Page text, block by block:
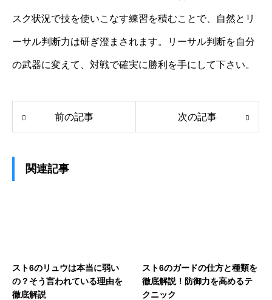
スク状況で技を使いこなす練習を積むことで、自然とリ
ーサル判断力は研ぎ澄まされます。リーサル判断を自分
の武器に変えて、対戦で確実に勝利を手にして下さい。
前の記事 次の記事
関連記事
スト6のリュウは本当に弱い
の？そう言われている理由を
徹底解説
スト6のガードの仕方と種類を
徹底解説！防御力を高めるテ
クニック